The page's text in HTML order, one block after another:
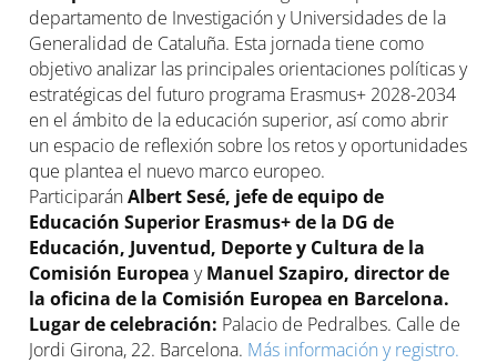
departamento de Investigación y Universidades de la
Generalidad de Cataluña. Esta jornada tiene como
objetivo analizar las principales orientaciones políticas y
estratégicas del futuro programa Erasmus+ 2028-2034
en el ámbito de la educación superior, así como abrir
un espacio de reflexión sobre los retos y oportunidades
que plantea el nuevo marco europeo.
ParticiparánAlbert Sesé, jefe de equipo de
Educación Superior Erasmus+ de la DG de
Educación, Juventud, Deporte y Cultura de la
Comisión Europea yManuel Szapiro, director de
la oficina de la Comisión Europea en Barcelona.
Lugar de celebración: Palacio de Pedralbes. Calle de
Jordi Girona, 22. Barcelona. Más información y registro.